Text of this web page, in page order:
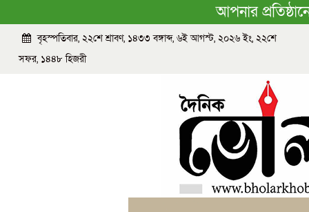
আপনার
বৃহস্পতিবার, ২২শে শ্রাবণ, ১৪৩৩ বঙ্গাব্দ, ৬ই আগস্ট, ২০২৬ ইং, ২২শে
সফর, ১৪৪৮ হিজরী